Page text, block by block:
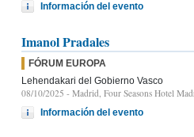
Información del evento
Imanol Pradales
FÓRUM EUROPA
Lehendakari del Gobierno Vasco
08/10/2025 - Madrid, Four Seasons Hotel
Información del evento